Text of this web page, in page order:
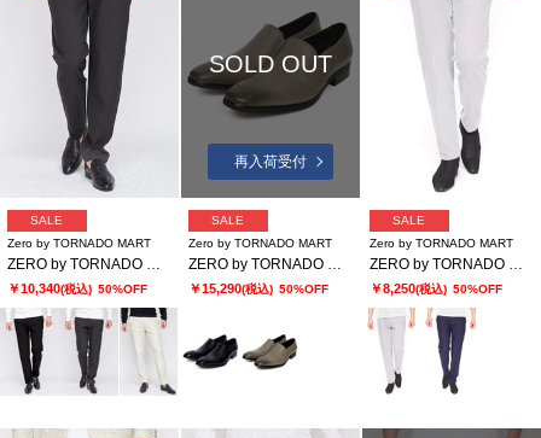
SALE
Zero by TORNADO MART
ZERO by TORNADO MART∴裏起毛2WAYストレッチジャージパンツ
￥10,340(税込) 50%OFF
SOLD OUT
再入荷受付
SALE
Zero by TORNADO MART
ZERO by TORNADO MART∴サイドゴアローカットシューズ
￥15,290(税込) 50%OFF
SALE
Zero by TORNADO MART
ZERO by TORNADO MART∴トリコット2WAYストレッチサッカーパンツ
￥8,250(税込) 50%OFF